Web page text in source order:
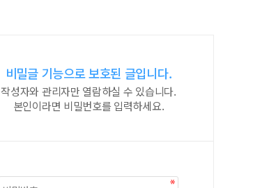
비밀글 기능으로 보호된 글입니다.
작성자와 관리자만 열람하실 수 있습니다.
본인이라면 비밀번호를 입력하세요.